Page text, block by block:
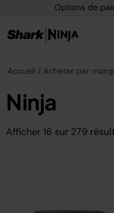
Options de
Accueil Acheter par
Ninja
Afficher 16 sur 279